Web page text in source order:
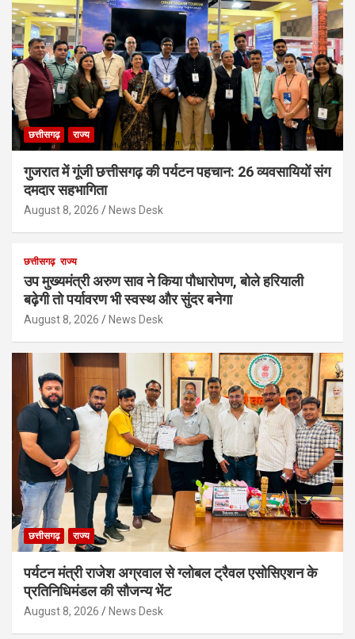
छत्तीसगढ़ राज्य
गुजरात में गूंजी छत्तीसगढ़ की पर्यटन पहचान: 26 व्यवसायियों संग
दमदार सहभागिता
August 8, 2026 News Desk
छत्तीसगढ़ राज्य
उप मुख्यमंत्री अरुण साव ने किया पौधारोपण, बोले हरियाली
बढ़ेगी तो पर्यावरण भी स्वस्थ और सुंदर बनेगा
August 8, 2026 News Desk
छत्तीसगढ़ राज्य
पर्यटन मंत्री राजेश अग्रवाल से ग्लोबल ट्रैवल एसोसिएशन के
प्रतिनिधिमंडल की सौजन्य भेंट
August 8, 2026 News Desk